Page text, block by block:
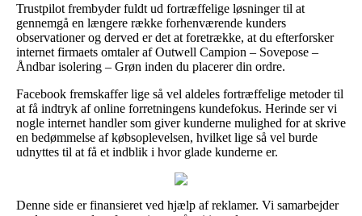
Trustpilot frembyder fuldt ud fortræffelige løsninger til at
gennemgå en længere række forhenværende kunders
observationer og derved er det at foretrække, at du efterforsker
internet firmaets omtaler af Outwell Campion – Sovepose –
Åndbar isolering – Grøn inden du placerer din ordre.
Facebook fremskaffer lige så vel aldeles fortræffelige metoder til
at få indtryk af online forretningens kundefokus. Herinde ser vi
nogle internet handler som giver kunderne mulighed for at skrive
en bedømmelse af købsoplevelsen, hvilket lige så vel burde
udnyttes til at få et indblik i hvor glade kunderne er.
Denne side er finansieret ved hjælp af reklamer. Vi samarbejder